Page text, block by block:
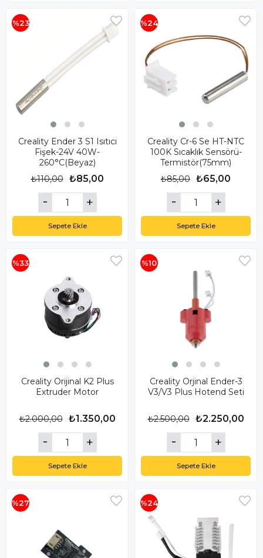
Creality Ender 3 S1 Isıtıcı
Fişek-24V 40W-
260°C(Beyaz)
₺85,00
₺110,00
Sepete Ekle
%23
Creality Cr-6 Se HT-NTC
100K Sıcaklık Sensörü-
Termistör(75mm)
₺65,00
₺85,00
Sepete Ekle
%24
Creality Orijinal K2 Plus
Extruder Motor
₺1.350,00
₺2.000,00
Sepete Ekle
%33
Creality Orjinal Ender-3
V3/V3 Plus Hotend Seti
₺2.250,00
₺2.500,00
Sepete Ekle
%10
%27 %24